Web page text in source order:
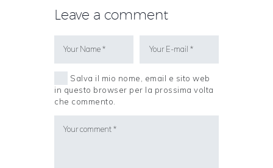
Leave a comment
Salva il mio nome, email e sito web
in questo browser per la prossima volta
che commento.